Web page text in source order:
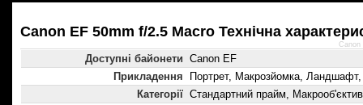
Canon EF 50mm f/2.5 Macro Технічнa
Доступні байонети Canon EF
Прикладення
Портрет, Макрозйомка, Ландшафт,
Категорії Стандартний прайм, Макрооб'єктив
Canon